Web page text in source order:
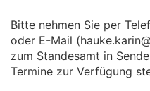
Bitte nehmen Sie per
oder E-Mail (
zum Standesamt in
Termine zur Verfügung